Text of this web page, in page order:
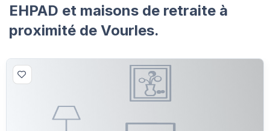
EHPAD et maisons de retraite à
proximité de Vourles.